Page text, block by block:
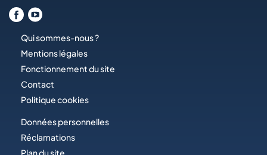
Qui sommes-nous ?
Mentions légales
Fonctionnement du site
Contact
Politique cookies
Données personnelles
Réclamations
Plan du site